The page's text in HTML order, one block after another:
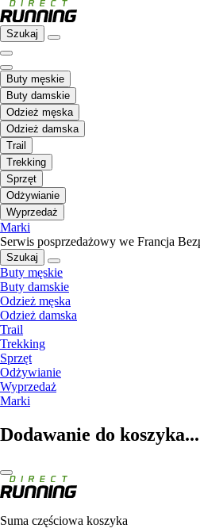
Szukaj
Buty męskie
Buty damskie
Odzież męska
Odzież damska
Trail
Trekking
Sprzęt
Odżywianie
Wyprzedaż
Marki
Serwis posprzedażowy we Francja
Szukaj
Buty męskie
Buty damskie
Odzież męska
Odzież damska
Trail
Trekking
Sprzęt
Odżywianie
Wyprzedaż
Marki
Dodawanie do koszyka...
Suma częściowa koszyka